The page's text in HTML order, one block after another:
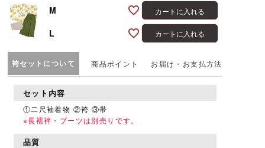
M
カートに入れる
L カートに入れる
袴セットについて 商品ポイント お届け・お支払方法
セット内容
①二尺袖着物 ②袴 ③帯
※長襦袢・ブーツは別売りです。
品質